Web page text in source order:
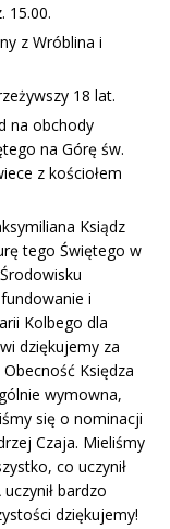
15.00.
z Wróblina i
18 lat.
na obchody
na Górę św.
z kościołem
Ksiądz
tego Świętego w
i
Kolbego dla
dziękujemy za
Księdza
wymowna,
się o nominacji
Czaja. Mieliśmy
co uczynił
bardzo
dziękujemy!